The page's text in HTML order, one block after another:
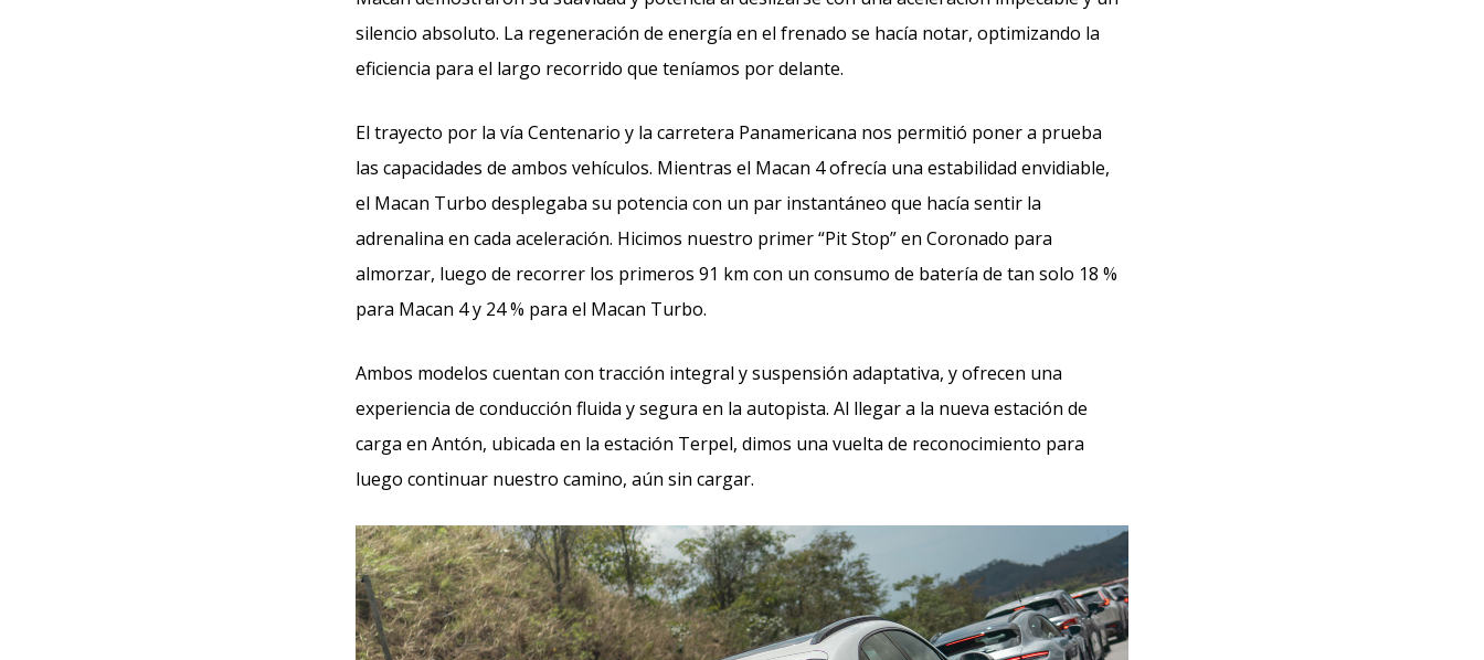
silencio absoluto. La regeneración de energía en el frenado se hacía notar, optimizando la
eficiencia para el largo recorrido que teníamos por delante.
El trayecto por la vía Centenario y la carretera Panamericana nos permitió poner a prueba
las capacidades de ambos vehículos. Mientras el Macan 4 ofrecía una estabilidad envidiable,
el Macan Turbo desplegaba su potencia con un par instantáneo que hacía sentir la
adrenalina en cada aceleración. Hicimos nuestro primer “Pit Stop” en Coronado para
almorzar, luego de recorrer los primeros 91 km con un consumo de batería de tan solo 18 %
para Macan 4 y 24 % para el Macan Turbo.
Ambos modelos cuentan con tracción integral y suspensión adaptativa, y ofrecen una
experiencia de conducción fluida y segura en la autopista. Al llegar a la nueva estación de
carga en Antón, ubicada en la estación Terpel, dimos una vuelta de reconocimiento para
luego continuar nuestro camino, aún sin cargar.